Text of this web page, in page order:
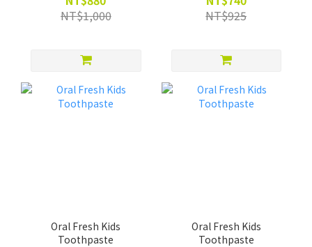
NT$1,000
Mouthwash 2Pack
NT$925
Oral Fresh Kids
Toothpaste
Oral Fresh Kids
Toothpaste